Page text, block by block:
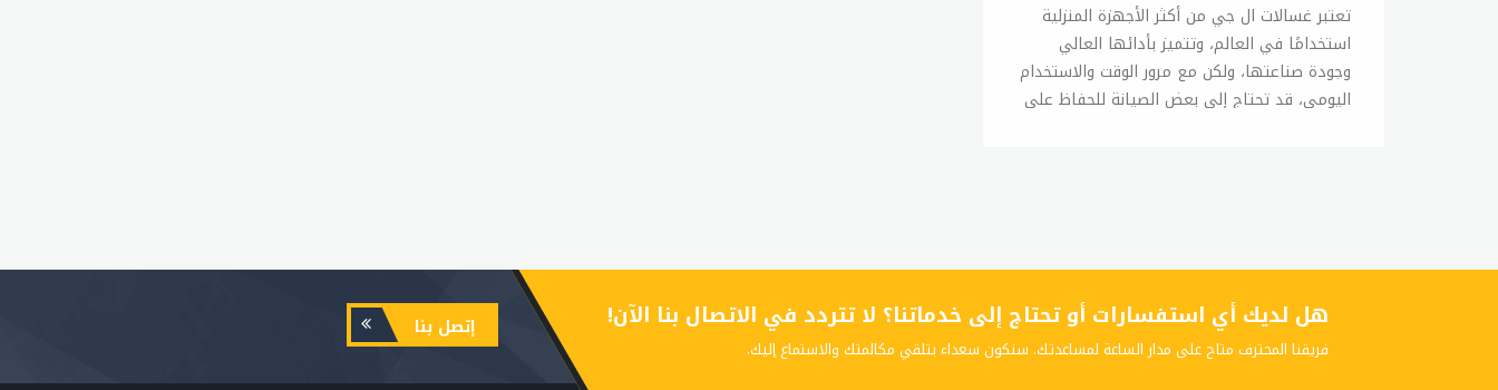
تعتبر غسالات ال جي من أكثر الأجهزة المنزلية
استخدامًا في العالم، وتتميز بأدائها العالي
وجودة صناعتها، ولكن مع مرور الوقت والاستخدام
اليومي، قد تحتاج إلى بعض الصيانة للحفاظ على
التنظيف المخصص لغسالات الأطباق لتنظيفها،
كما يمكن استخدام خل أبيض والخليط بالماء ورشه
على المكان المتسخ لتنظيفه. التحقق من الأنابيب
والخراطيم يجب التأكد من سلامة الأنابيب
هل لديك أي استفسارات أو تحتاج إلى خدماتنا؟ لا تتردد في الاتصال بنا الآن!
فريقنا المحترف متاح على مدار الساعة لمساعدتك. سنكون سعداء بتلقي مكالمتك والاستماع إليك.
إتصل بنا